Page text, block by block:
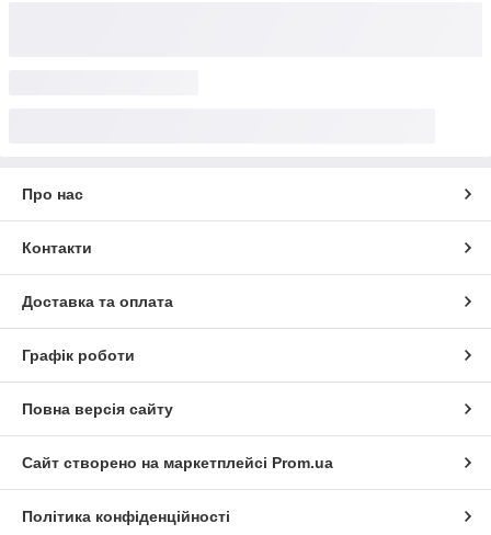
Про нас
Контакти
Доставка та оплата
Графік роботи
Повна версія сайту
Сайт створено на маркетплейсі Prom.ua
Політика конфіденційності